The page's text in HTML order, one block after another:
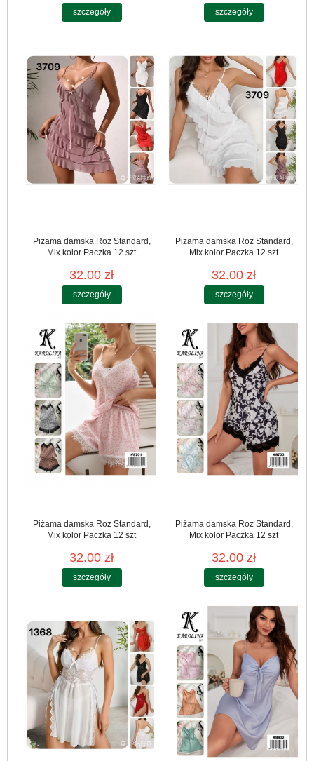
szczegóły szczegóły
Piżama damska Roz Standard,
Mix kolor Paczka 12 szt
32.00 zł
szczegóły
Piżama damska Roz Standard,
Mix kolor Paczka 12 szt
32.00 zł
szczegóły
Piżama damska Roz Standard,
Mix kolor Paczka 12 szt
32.00 zł
szczegóły
Piżama damska Roz Standard,
Mix kolor Paczka 12 szt
32.00 zł
szczegóły